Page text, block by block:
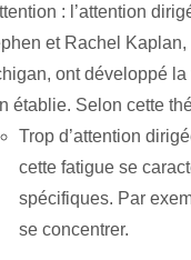
: l’attention
et Rachel
ont développé la
établie. Selon cette
Trop d’attention
cette fatigue se
spécifiques. Par
se concentrer.